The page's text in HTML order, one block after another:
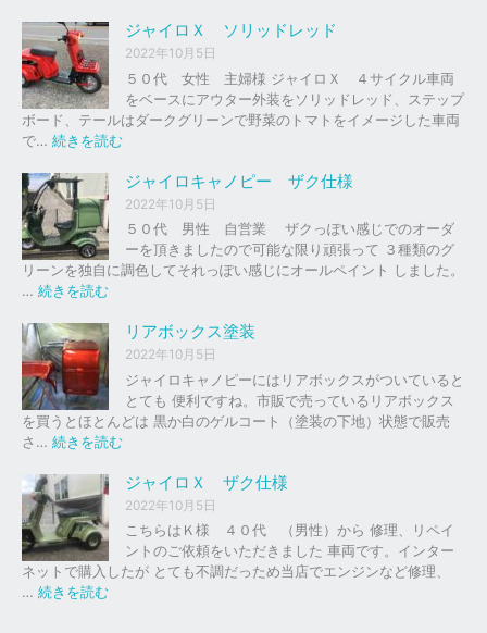
ャ
イ
ロ
以
外
の
イ
ク
車
下
、
買
取
を
は
ま
し
た
。
ジャイロＸ ソリッドレッド
2022年10月5日
５０代 女性 主婦様 ジャイロＸ ４サイクル車両
をベースにアウター外装をソリッドレッド、ステップ
ボード、テールはダークグリーンで野菜のトマトをイメージした車両
で… 続きを読む
ャ
イ
ロ
ッ
ド
ッ
ド
ジャイロキャノピー ザク仕様
2022年10月5日
５０代 男性 自営業 ザクっぽい感じでのオーダ
ーを頂きましたので可能な限り頑張って ３種類のグ
リーンを独自に調色してそれっぽい感じにオールペイント しました。
… 続きを読む
イ
ロ
キ
ャ
ノ
ピ
ー
ザ
ク
仕
様
リアボックス塗装
2022年10月5日
ジャイロキャノピーにはリアボックスがついていると
とても 便利ですね。市販で売っているリアボックス
を買うとほとんどは 黒か白のゲルコート（塗装の下地）状態で販売
さ… 続きを読む
ア
ボ
ッ
ク
ス
ジャイロＸ ザク仕様
2022年10月5日
こちらはＫ様 ４０代 （男性）から 修理、リペイ
ントのご依頼をいただきました 車両です。インター
ネットで購入したが とても不調だっため当店でエンジンなど修理、
… 続きを読む